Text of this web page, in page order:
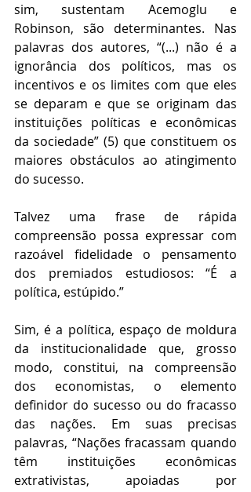
sim, sustentam Acemoglu e
Robinson, são determinantes. Nas
palavras dos autores, “(...) não é a
ignorância dos políticos, mas os
incentivos e os limites com que eles
se deparam e que se originam das
instituições políticas e econômicas
da sociedade” (5) que constituem os
maiores obstáculos ao atingimento
do sucesso.
Talvez uma frase de rápida
compreensão possa expressar com
razoável fidelidade o pensamento
dos premiados estudiosos: “É a
política, estúpido.”
Sim, é a política, espaço de moldura
da institucionalidade que, grosso
modo, constitui, na compreensão
dos economistas, o elemento
definidor do sucesso ou do fracasso
das nações. Em suas precisas
palavras, “Nações fracassam quando
têm instituições econômicas
extrativistas, apoiadas por